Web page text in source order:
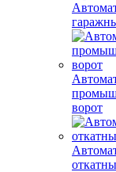
ворот